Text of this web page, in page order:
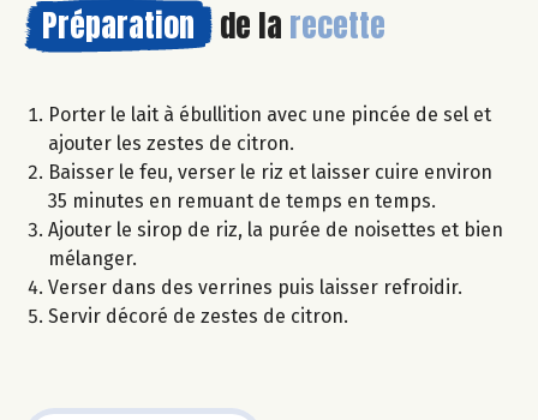
Préparation de la recette
Porter le lait à ébullition avec une pincée de sel et
ajouter les zestes de citron.
Baisser le feu, verser le riz et laisser cuire environ
35 minutes en remuant de temps en temps.
Ajouter le sirop de riz, la purée de noisettes et bien
mélanger.
Verser dans des verrines puis laisser refroidir.
Servir décoré de zestes de citron.